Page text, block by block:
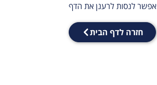
אפשר לנסות לרענן את הדף
חזרה לדף הבית